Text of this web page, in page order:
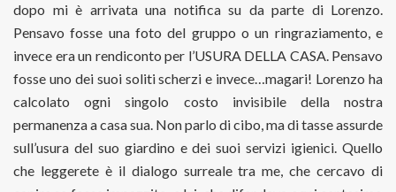
dopo mi è arrivata una notifica su da parte di Lorenzo.
Pensavo fosse una foto del gruppo o un ringraziamento, e
invece era un rendiconto per l’USURA DELLA CASA. Pensavo
fosse uno dei suoi soliti scherzi e invece…magari! Lorenzo ha
calcolato ogni singolo costo invisibile della nostra
permanenza a casa sua. Non parlo di cibo, ma di tasse assurde
sull’usura del suo giardino e dei suoi servizi igienici. Quello
che leggerete è il dialogo surreale tra me, che cercavo di